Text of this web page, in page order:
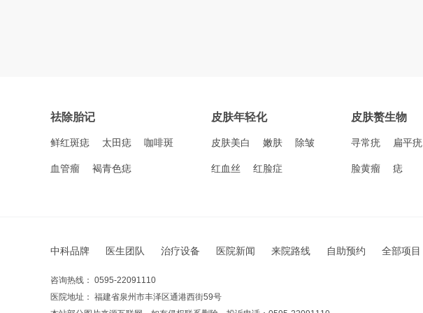
祛除胎记
鲜红斑痣 太田痣 咖啡斑
血管瘤 褐青色痣
皮肤年轻化
皮肤美白 嫩肤 除皱
红血丝 红脸症
皮肤赘生物
寻常疣 扁平疣
脸黄瘤 痣
中科品牌 医生团队 治疗设备 医院新闻 来院路线 自助预约 全部项目
咨询热线： 0595-22091110
医院地址： 福建省泉州市丰泽区通港西街59号